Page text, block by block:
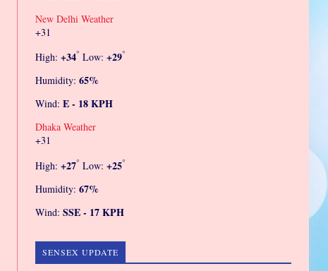
New Delhi Weather
+31
High:+34° Low:+29°
Humidity:65%
Wind:E - 18 KPH
Dhaka Weather
+31
High:+27° Low:+25°
Humidity:67%
Wind:SSE - 17 KPH
SENSEX UPDATE